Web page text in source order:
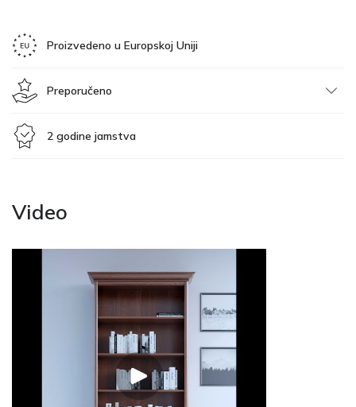
Proizvedeno u Europskoj Uniji
Preporučeno
2 godine jamstva
Video